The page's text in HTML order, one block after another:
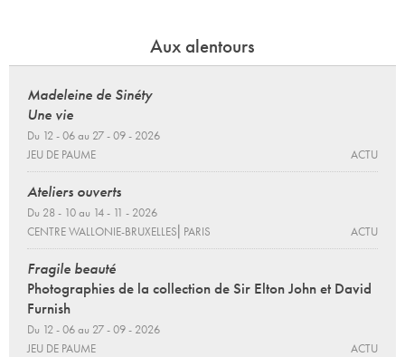
Aux alentours
Madeleine de Sinéty
Une vie
Du 12 - 06 au 27 - 09 - 2026
JEU DE PAUME
ACTU
Ateliers ouverts
Du 28 - 10 au 14 - 11 - 2026
CENTRE WALLONIE-BRUXELLES⎜PARIS
ACTU
Fragile beauté
Photographies de la collection de Sir Elton John et David
Furnish
Du 12 - 06 au 27 - 09 - 2026
JEU DE PAUME
ACTU